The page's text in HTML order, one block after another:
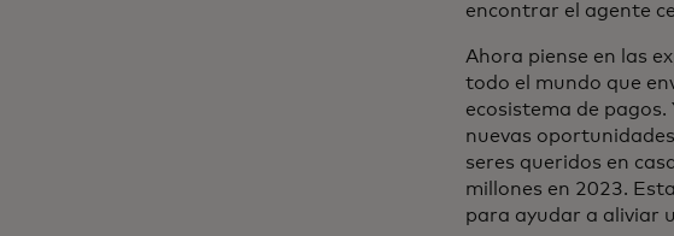
encontrar el agente
Ahora piense en las
todo el mundo que
ecosistema de pagos.
nuevas
seres queridos en
millones en 2023.
para ayudar a aliviar